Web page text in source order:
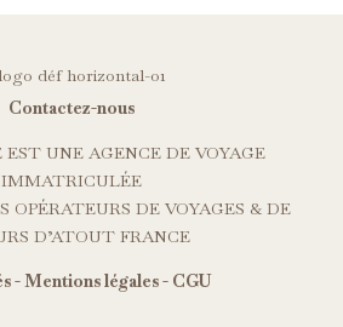
Contactez-nous
UNE AGENCE DE VOYAGE
IMMATRICULÉE
OPÉRATEURS DE VOYAGES & DE
D’ATOUT FRANCE
-Mentions légales- CGU